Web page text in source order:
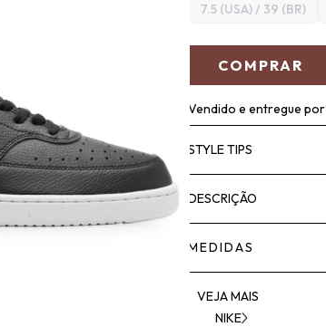
7.5 (USA) / 39 (BR)
COMPRAR
Vendido e entregue por
STYLE TIPS
DESCRIÇÃO
MEDIDAS
VEJA MAIS
NIKE